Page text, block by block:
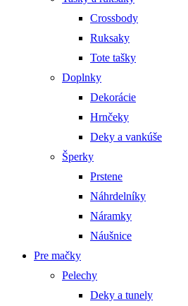
Crossbody
Ruksaky
Tote tašky
Doplnky
Dekorácie
Hrnčeky
Deky a vankúše
Šperky
Prstene
Náhrdelníky
Náramky
Náušnice
Pre mačky
Pelechy
Deky a tunely